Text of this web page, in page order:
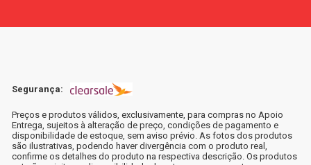
Segurança:
Preços e produtos válidos, exclusivamente, para compras no Apoio
Entrega, sujeitos à alteração de preço, condições de pagamento e
disponibilidade de estoque, sem aviso prévio. As fotos dos produtos
são ilustrativas, podendo haver divergência com o produto real,
confirme os detalhes do produto na respectiva descrição. Os produtos